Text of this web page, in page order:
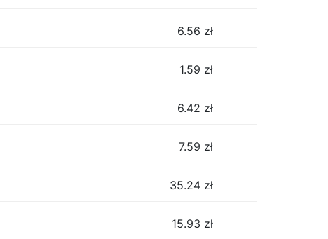
6.56 zł
1.59 zł
6.42 zł
7.59 zł
35.24 zł
15.93 zł